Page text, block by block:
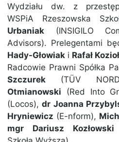
Wydziału dw. z
WSPiA Rzeszowska
Urbaniak (INSIGILO
Advisors). Prelegentami
Hady-Głowiak i Rafał Kozioł
Radcowie Prawni Spółka
Szczurek (TÜV
Otmianowski (Red Into
(Locos),dr Joanna
Hryniewicz (E-nform),
mgr Dariusz Kozłowski